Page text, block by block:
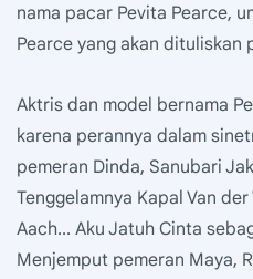
nama pacar Pevita Pearce,
Pearce yang akan
Aktris dan model bernama
karena perannya dalam
pemeran Dinda, Sanubari
Tenggelamnya Kapal Van
Aach... Aku Jatuh Cinta
Menjemput pemeran Maya,